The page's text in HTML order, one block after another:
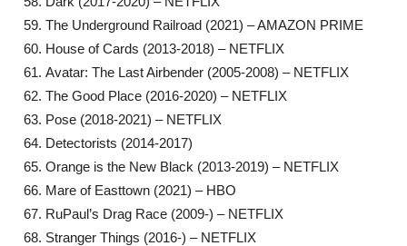
The Underground Railroad (2021) – AMAZON PRIME
House of Cards (2013-2018) – NETFLIX
Avatar: The Last Airbender (2005-2008) – NETFLIX
The Good Place (2016-2020) – NETFLIX
Pose (2018-2021) – NETFLIX
Detectorists (2014-2017)
Orange is the New Black (2013-2019) – NETFLIX
Mare of Easttown (2021) – HBO
RuPaul’s Drag Race (2009-) – NETFLIX
Stranger Things (2016-) – NETFLIX